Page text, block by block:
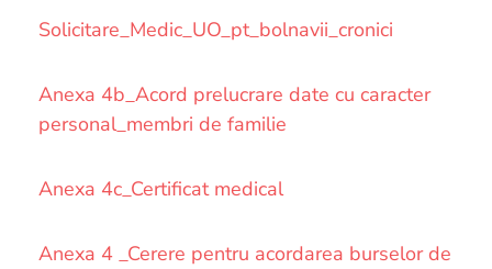
Solicitare_Medic_UO_pt_bolnavii_cronici
Anexa 4b_Acord prelucrare date cu caracter
personal_membri de familie
Anexa 4c_Certificat medical
Anexa 4 _Cerere pentru acordarea burselor de